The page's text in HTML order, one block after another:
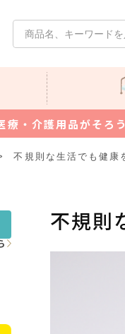
・介護用品がそろ
不規則な生活でも健康
不規則